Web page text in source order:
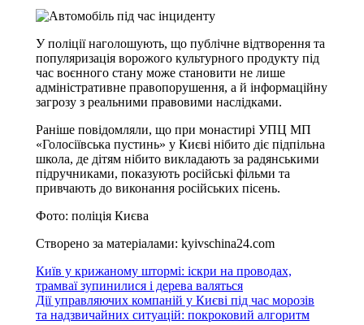
У поліції наголошують, що публічне відтворення та
популяризація ворожого культурного продукту під
час воєнного стану може становити не лише
адміністративне правопорушення, а й інформаційну
загрозу з реальними правовими наслідками.
Раніше повідомляли, що при монастирі УПЦ МП
«Голосіївська пустинь» у Києві нібито діє підпільна
школа, де дітям нібито викладають за радянськими
підручниками, показують російські фільми та
привчають до виконання російських пісень.
Фото: поліція Києва
Створено за матеріалами: kyivschina24.com
Навігація
записів
Київ у крижаному штормі: іскри на проводах,
трамваї зупинилися і дерева валяться
Дії управляючих компаній у Києві під час морозів
та надзвичайних ситуацій: покроковий алгоритм